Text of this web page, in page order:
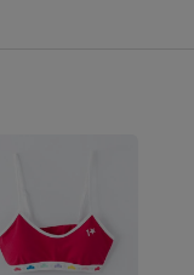
ポイントに☆